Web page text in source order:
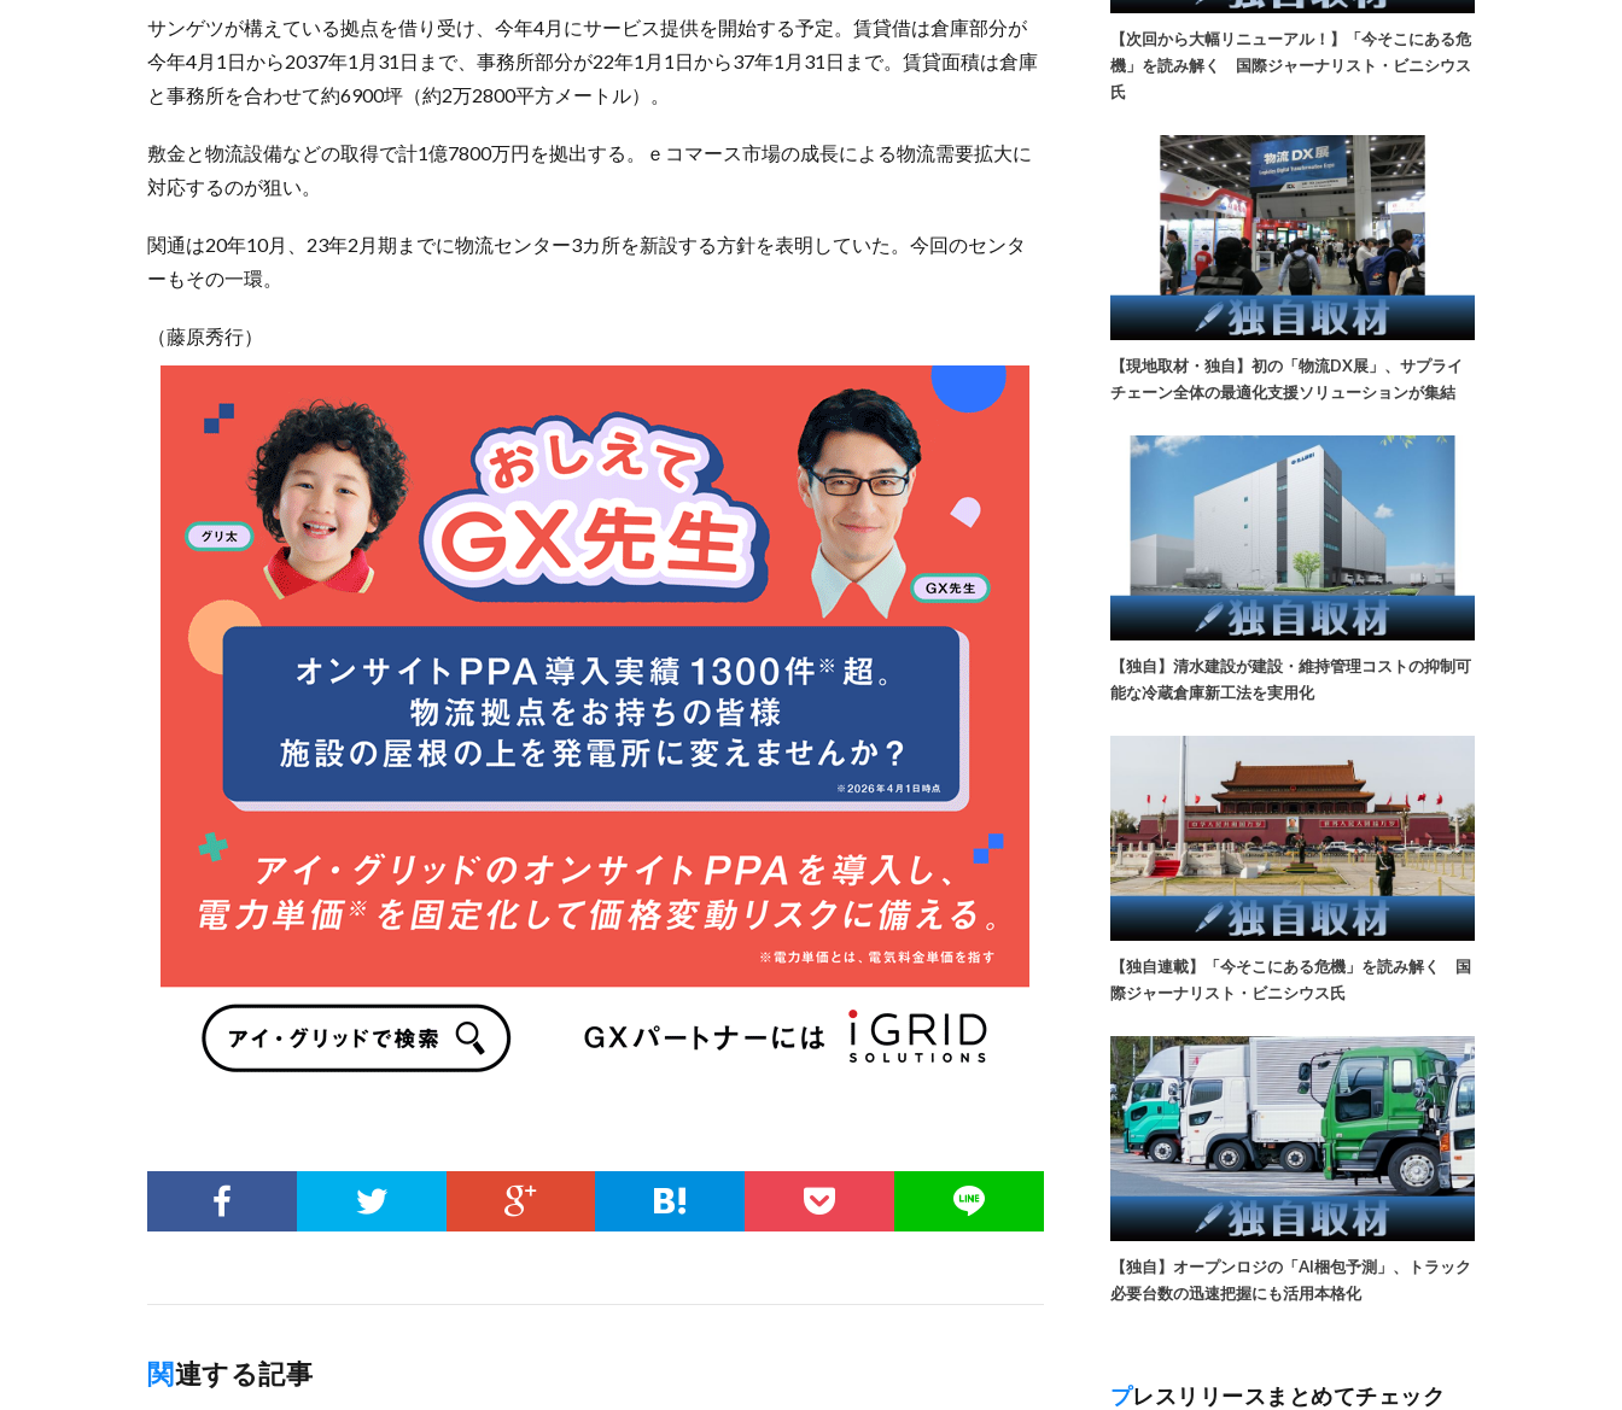
サンゲツが構えている拠点を借り受け、今年4月にサービス提供を開始する予定。賃貸借は倉庫部分が
今年4月1日から2037年1月31日まで、事務所部分が22年1月1日から37年1月31日まで。賃貸面積は倉庫
と事務所を合わせて約6900坪（約2万2800平方メートル）。
敷金と物流設備などの取得で計1億7800万円を拠出する。ｅコマース市場の成長による物流需要拡大に
対応するのが狙い。
関通は20年10月、23年2月期までに物流センター3カ所を新設する方針を表明していた。今回のセンタ
ーもその一環。
（藤原秀行）
関連する記事
【次回から大幅リニューアル！】「今そこにある危
機」を読み解く 国際ジャーナリスト・ビニシウス
氏
【現地取材・独自】初の「物流DX展」、サプライ
チェーン全体の最適化支援ソリューションが集結
【独自】清水建設が建設・維持管理コストの抑制可
能な冷蔵倉庫新工法を実用化
【独自連載】「今そこにある危機」を読み解く 国
際ジャーナリスト・ビニシウス氏
【独自】オープンロジの「AI梱包予測」、トラック
必要台数の迅速把握にも活用本格化
プレスリリースまとめてチェック